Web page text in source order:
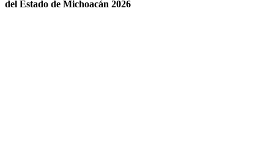
del Estado de Michoacán 2026